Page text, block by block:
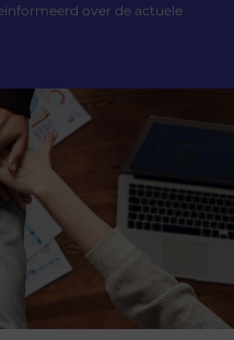
over de actuele